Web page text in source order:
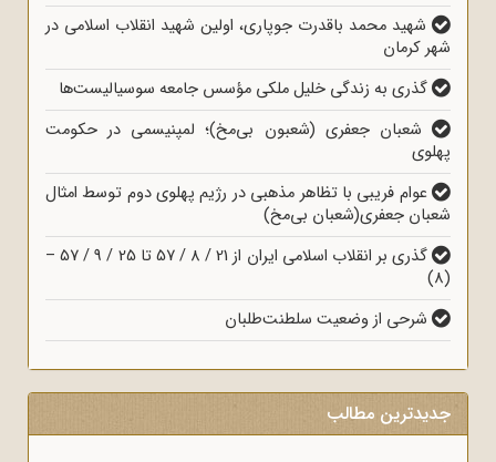
شهید محمد باقدرت جوپاری، اولین شهید انقلاب اسلامی در
شهر کرمان
گذری به زندگی خلیل ملکی مؤسس جامعه سوسیالیست‎‌ها
شعبان جعفری (شعبون بی‌مخ)؛ لمپنیسمی در حکومت
پهلوی
عوام فریبی با تظاهر مذهبی در رژیم پهلوی دوم توسط امثال
شعبان جعفری(شعبان بی‌مخ)
گذری بر انقلاب اسلامی ایران از 21 / 8 / 57 تا 25 / 9 / 57 –
(8)
شرحی از وضعیت سلطنت‌طلبان
جدیدترین مطالب